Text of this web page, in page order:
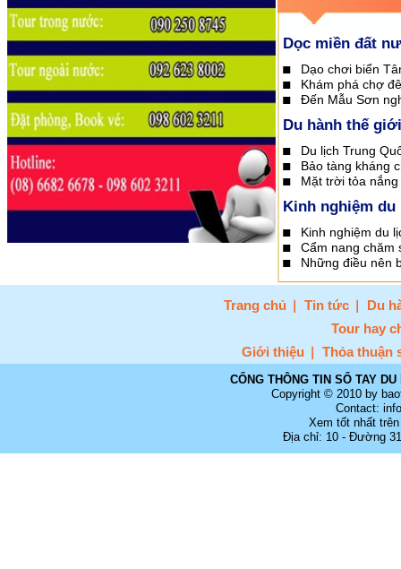
Dọc miền đất
Dạo chơi biển
Khám phá chợ
Đến Mẫu Sơn
Du hành thế giới
Du lịch Trung
Bảo tàng kháng
Mặt trời tỏa
Kinh nghiệm du
Kinh nghiệm du
Cẩm nang chăm
Những điều nên
Trang chủ Tin tức
Du
Tour hay
Giới thiệu
Thỏa thuận
CỔNG THÔNG TIN SỔ TAY
Copyright © 2010 by
Contact:
Xem tốt nhất
Địa chỉ: 10 - Đường